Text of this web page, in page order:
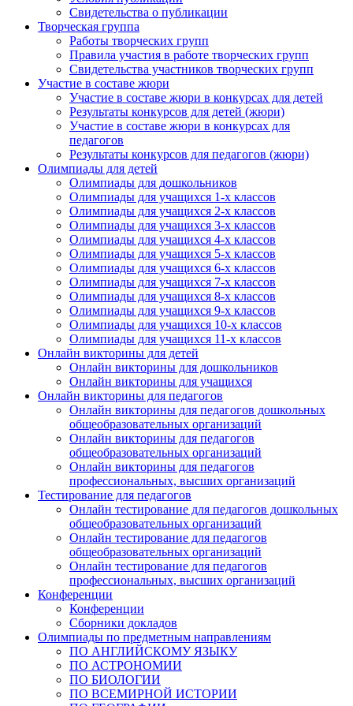
Свидетельства о публикации
Творческая группа
Работы творческих групп
Правила участия в работе творческих групп
Свидетельства участников творческих групп
Участие в составе жюри
Участие в составе жюри в конкурсах для детей
Результаты конкурсов для детей (жюри)
Участие в составе жюри в конкурсах для
педагогов
Результаты конкурсов для педагогов (жюри)
Олимпиады для детей
Олимпиады для дошкольников
Олимпиады для учащихся 1-х классов
Олимпиады для учащихся 2-х классов
Олимпиады для учащихся 3-х классов
Олимпиады для учащихся 4-х классов
Олимпиады для учащихся 5-х классов
Олимпиады для учащихся 6-х классов
Олимпиады для учащихся 7-х классов
Олимпиады для учащихся 8-х классов
Олимпиады для учащихся 9-х классов
Олимпиады для учащихся 10-х классов
Олимпиады для учащихся 11-х классов
Онлайн викторины для детей
Онлайн викторины для дошкольников
Онлайн викторины для учащихся
Онлайн викторины для педагогов
Онлайн викторины для педагогов дошкольных
общеобразовательных организаций
Онлайн викторины для педагогов
общеобразовательных организаций
Онлайн викторины для педагогов
профессиональных, высших организаций
Тестирование для педагогов
Онлайн тестирование для педагогов дошкольных
общеобразовательных организаций
Онлайн тестирование для педагогов
общеобразовательных организаций
Онлайн тестирование для педагогов
профессиональных, высших организаций
Конференции
Конференции
Сборники докладов
Олимпиады по предметным направлениям
ПО АНГЛИЙСКОМУ ЯЗЫКУ
ПО АСТРОНОМИИ
ПО БИОЛОГИИ
ПО ВСЕМИРНОЙ ИСТОРИИ